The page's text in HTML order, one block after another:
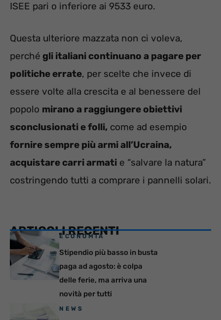
ISEE pari o inferiore ai 9533 euro.
Questa ulteriore mazzata non ci voleva,
perché gli italiani continuano a pagare per
politiche errate, per scelte che invece di
essere volte alla crescita e al benessere del
popolo mirano a raggiungere obiettivi
sconclusionati e folli, come ad esempio
fornire sempre più armi all’Ucraina,
acquistare carri armati e “salvare la natura”
costringendo tutti a comprare i pannelli solari.
ARTICOLI RECENTI
ECONOMIA
Stipendio più basso in busta
paga ad agosto: è colpa
delle ferie, ma arriva una
novità per tutti
NEWS